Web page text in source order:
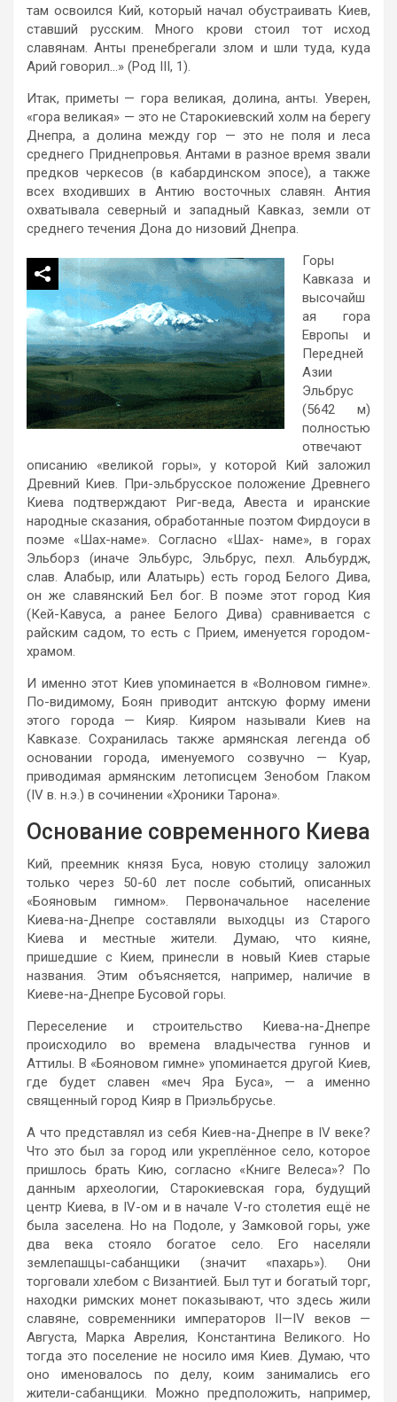
там освоился Кий, который начал обустраивать Киев,
ставший русским. Много крови стоил тот исход
славянам. Анты пренебрегали злом и шли туда, куда
Арий говорил…» (Род III, 1).
Итак, приметы — гора великая, долина, анты. Уверен,
«гора великая» — это не Старокиевский холм на берегу
Днепра, а долина между гор — это не поля и леса
среднего Приднепровья. Антами в разное время звали
предков черкесов (в кабардинском эпосе), а также
всех входивших в Антию восточных славян. Антия
охватывала северный и западный Кавказ, земли от
среднего течения Дона до низовий Днепра.
Горы
Кавказа и
высочайш
ая гора
Европы и
Передней
Азии
Эльбрус
(5642 м)
полностью
отвечают
описанию «великой горы», у которой Кий заложил
Древний Киев. При-эльбрусское положение Древнего
Киева подтверждают Риг-веда, Авеста и иранские
народные сказания, обработанные поэтом Фирдоуси в
поэме «Шах-наме». Согласно «Шах- наме», в горах
Эльборз (иначе Эльбурс, Эльбрус, пехл. Альбурдж,
слав. Алабыр, или Алатырь) есть город Белого Дива,
он же славянский Бел бог. В поэме этот город Кия
(Кей-Кавуса, а ранее Белого Дива) сравнивается с
райским садом, то есть с Прием, именуется городом-
храмом.
И именно этот Киев упоминается в «Волновом гимне».
По-видимому, Боян приводит антскую форму имени
этого города — Кияр. Кияром называли Киев на
Кавказе. Сохранилась также армянская легенда об
основании города, именуемого созвучно — Куар,
приводимая армянским летописцем Зенобом Глаком
(IV в. н.э.) в сочинении «Хроники Тарона».
Основание современного Киева
Кий, преемник князя Буса, новую столицу заложил
только через 50-60 лет после событий, описанных
«Бояновым гимном». Первоначальное население
Киева-на-Днепре составляли выходцы из Старого
Киева и местные жители. Думаю, что кияне,
пришедшие с Кием, принесли в новый Киев старые
названия. Этим объясняется, например, наличие в
Киеве-на-Днепре Бусовой горы.
Переселение и строительство Киева-на-Днепре
происходило во времена владычества гуннов и
Аттилы. В «Бояновом гимне» упоминается другой Киев,
где будет славен «меч Яра Буса», — а именно
священный город Кияр в Приэльбрусье.
А что представлял из себя Киев-на-Днепре в IV веке?
Что это был за город или укреплённое село, которое
пришлось брать Кию, согласно «Книге Велеса»? По
данным археологии, Старокиевская гора, будущий
центр Киева, в IV-ом и в начале V-ro столетия ещё не
была заселена. Но на Подоле, у Замковой горы, уже
два века стояло богатое село. Его населяли
землепашцы-сабанщики (значит «пахарь»). Они
торговали хлебом с Византией. Был тут и богатый торг,
находки римских монет показывают, что здесь жили
славяне, современники императоров II—IV веков —
Августа, Марка Аврелия, Константина Великого. Но
тогда это поселение не носило имя Киев. Думаю, что
оно именовалось по делу, коим занимались его
жители-сабанщики. Можно предположить, например,